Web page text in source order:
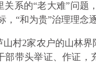
系的“老大难”问题
“和为贵”治理理念
村2家农户的山林
部带头举证、作证